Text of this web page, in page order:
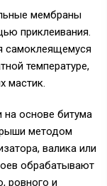
мембраны
приклеивания.
самоклеящемуся
температуре,
мастик.
основе битума
методом
валика или
обрабатывают
ровного и